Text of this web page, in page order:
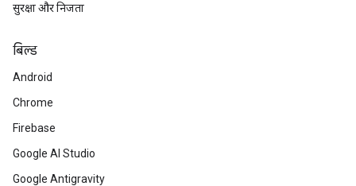
सुरक्षा और निजता
बिल्ड
Android
Chrome
Firebase
Google AI Studio
Google Antigravity